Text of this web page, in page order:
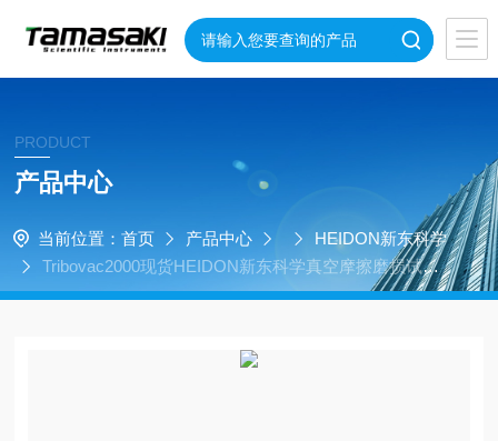
PRODUCT
产品中心
当前位置： 首页 产品中心
HEIDON新东科学
Tribovac2000现货HEIDON新东科学真空摩擦磨损试验
机